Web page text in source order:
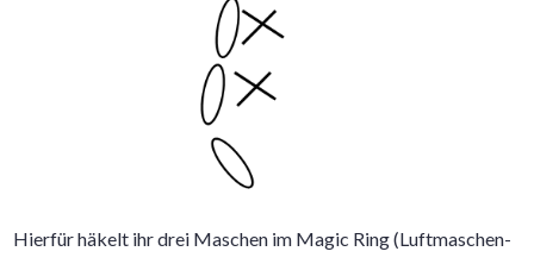
Hierfür häkelt ihr drei Maschen im Magic Ring (Luftmaschen-